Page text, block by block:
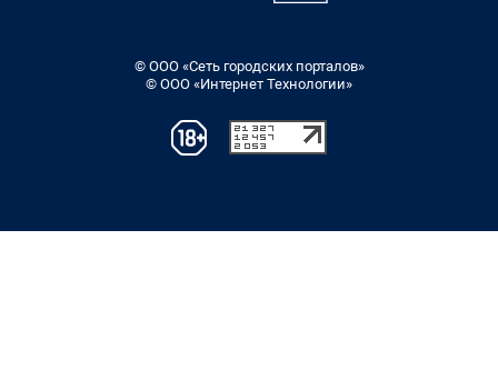
© ООО «Сеть городских порталов»
© ООО «Интернет Технологии»